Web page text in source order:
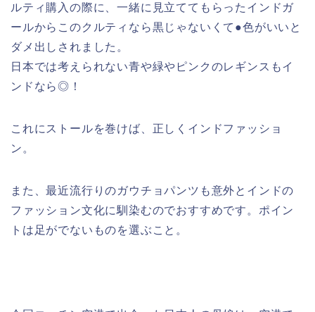
ルティ購入の際に、一緒に見立ててもらったインドガ
ールからこのクルティなら黒じゃないくて●色がいいと
ダメ出しされました。
日本では考えられない青や緑やピンクのレギンスもイ
ンドなら◎！
これにストールを巻けば、正しくインドファッショ
ン。
また、最近流行りのガウチョパンツも意外とインドの
ファッション文化に馴染むのでおすすめです。ポイン
トは足がでないものを選ぶこと。